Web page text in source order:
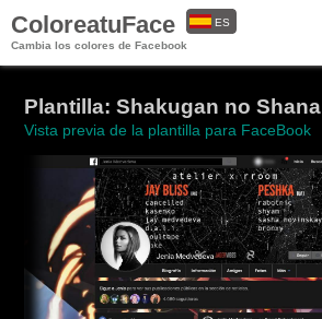
ColoreatuFace
Cambia los colores de Facebook
ES
Plantilla: Shakugan no Shana
Vista previa de la plantilla para FaceBook